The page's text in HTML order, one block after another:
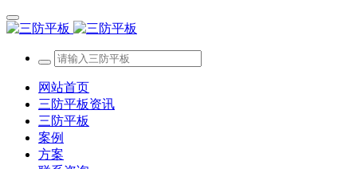
网站首页
三防平板资讯
三防平板
案例
方案